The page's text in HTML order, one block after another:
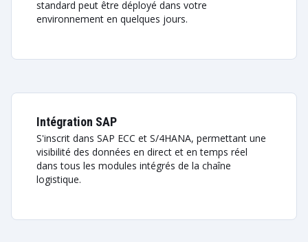
standard peut être déployé dans votre
environnement en quelques jours.
Intégration SAP
S'inscrit dans SAP ECC et S/4HANA, permettant une
visibilité des données en direct et en temps réel
dans tous les modules intégrés de la chaîne
logistique.